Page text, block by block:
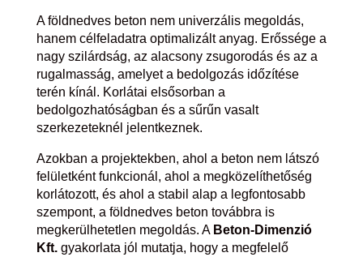
A földnedves beton nem univerzális megoldás,
hanem célfeladatra optimalizált anyag. Erőssége a
nagy szilárdság, az alacsony zsugorodás és az a
rugalmasság, amelyet a bedolgozás időzítése
terén kínál. Korlátai elsősorban a
bedolgozhatóságban és a sűrűn vasalt
szerkezeteknél jelentkeznek.
Azokban a projektekben, ahol a beton nem látszó
felületként funkcionál, ahol a megközelíthetőség
korlátozott, és ahol a stabil alap a legfontosabb
szempont, a földnedves beton továbbra is
megkerülhetetlen megoldás. A Beton-Dimenzió
Kft.gyakorlata jól mutatja, hogy a megfelelő